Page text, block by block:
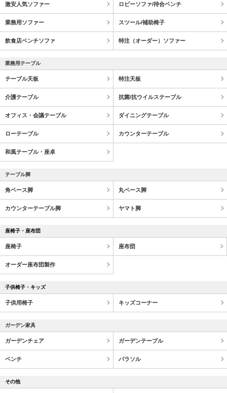
激安人気ソファー ロビーソファ/待合ベンチ
業務用ソファー スツール/補助椅子
飲食店ベンチソファ 特注（オーダー）ソファー
業務用テーブル
テーブル天板 特注天板
介護テーブル 抗菌/抗ウイルステーブル
オフィス・会議テーブル ダイニングテーブル
ローテーブル カウンターテーブル
和風テーブル・座卓
テーブル脚
角ベース脚 丸ベース脚
カウンターテーブル脚 ヤマト脚
座椅子・座布団
座椅子 座布団
オーダー座布団製作
子供椅子・キッズ
子供用椅子 キッズコーナー
ガーデン家具
ガーデンチェア ガーデンテーブル
ベンチ パラソル
その他